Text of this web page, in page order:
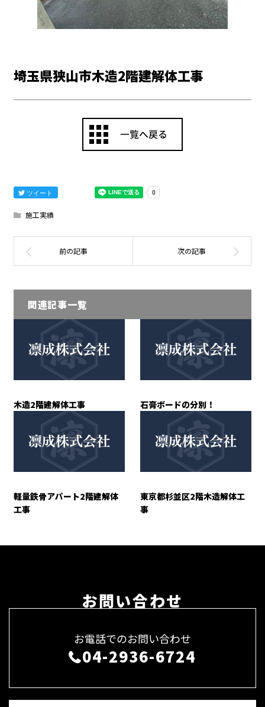
埼玉県狭山市木造2階建解体工事
ツイート
施工実績
関連記事一覧
木造2階建解体工事 石膏ボードの分別！
軽量鉄骨アパート2階建解体
工事
東京都杉並区2階木造解体工
事
お問い合わせ
お電話でのお問い合わせ
04-2936-6724